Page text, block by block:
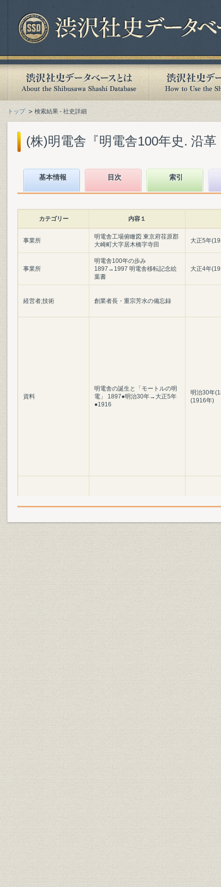
トップ 検索結果 - 社史詳細
(株)明電舎『明電舎100年史. 沿
基本情報 目次 索引
カテゴリー 内容１
事業所
明電舎工場俯瞰図 東京府荏原郡
大崎町大字居木橋字寺田
大正5年
事業所
明電舎100年の歩み
1897→1997 明電舎移転記念絵
葉書
大正4年
経営者;技術 創業者長・重宗芳水の備忘録
資料
明電舎の誕生と「モートルの明
電」 1897●明治30年→大正5年
●1916
明治30年
(1916年)
設備
明電舎の誕生と「モートルの明
電」 1897●明治30年→大正5年
●1916
大正2年
年)
設備
明電舎の誕生と「モートルの明
電」 1897●明治30年→大正5年
●1916
大正3年
年)
資料
事業の拡大・発展と戦時下の経
営 1917●大正6年→昭和20年
●1945
大正6年
年)